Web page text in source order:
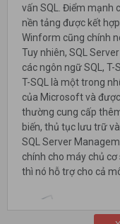
vấn SQL. Điểm mạnh
nền tảng được kết
Winform cũng chính
Tuy nhiên, SQL
các ngôn ngữ SQL, T-
T-SQL là một trong
của Microsoft và
thường cung cấp
biến, thủ tục lưu trữ
SQL Server
chính cho máy chủ
thì nó hỗ trợ cho cả